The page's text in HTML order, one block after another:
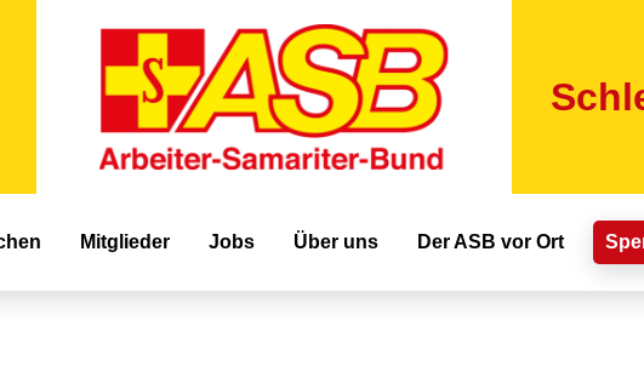
Mitglieder Jobs Über uns Der ASB vor Ort